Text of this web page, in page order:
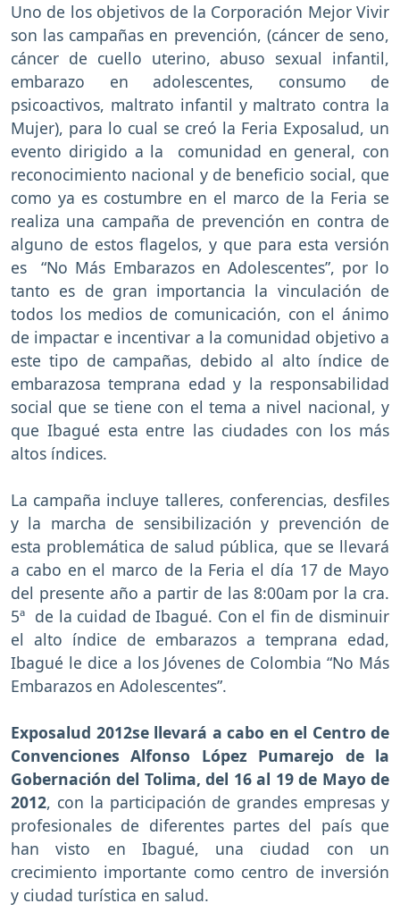
Uno de los objetivos de la Corporación Mejor Vivir
son las campañas en prevención, (cáncer de seno,
cáncer de cuello uterino, abuso sexual infantil,
embarazo en adolescentes, consumo de
psicoactivos, maltrato infantil y maltrato contra la
Mujer), para lo cual se creó la Feria Exposalud, un
evento dirigido a la comunidad en general, con
reconocimiento nacional y de beneficio social, que
como ya es costumbre en el marco de la Feria se
realiza una campaña de prevención en contra de
alguno de estos flagelos, y que para esta versión
es “No Más Embarazos en Adolescentes”, por lo
tanto es de gran importancia la vinculación de
todos los medios de comunicación, con el ánimo
de impactar e incentivar a la comunidad objetivo a
este tipo de campañas, debido al alto índice de
embarazosa temprana edad y la responsabilidad
social que se tiene con el tema a nivel nacional, y
que Ibagué esta entre las ciudades con los más
altos índices.
La campaña incluye talleres, conferencias, desfiles
y la marcha de sensibilización y prevención de
esta problemática de salud pública, que se llevará
a cabo en el marco de la Feria el día 17 de Mayo
del presente año a partir de las 8:00am por la cra.
5ª de la cuidad de Ibagué. Con el fin de disminuir
el alto índice de embarazos a temprana edad,
Ibagué le dice a los Jóvenes de Colombia “No Más
Embarazos en Adolescentes”.
Exposalud 2012se llevará a cabo en el Centro de
Convenciones Alfonso López Pumarejo de la
Gobernación del Tolima, del 16 al 19 de Mayo de
2012, con la participación de grandes empresas y
profesionales de diferentes partes del país que
han visto en Ibagué, una ciudad con un
crecimiento importante como centro de inversión
y ciudad turística en salud.